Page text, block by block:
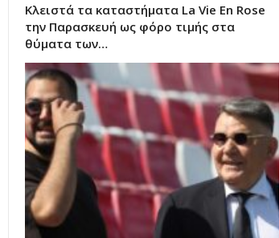
Κλειστά τα καταστήματα La Vie Εn Rose
την Παρασκευή ως φόρο τιμής στα
θύματα των…